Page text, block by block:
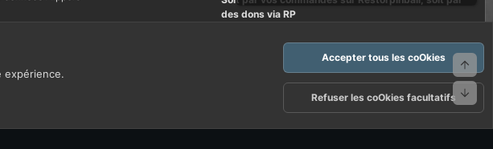
des dons via RP
Politique de confidentialité Aide
R
S
expérience.
Accepter tous les coOkies
Refuser les coOkies facultatifs